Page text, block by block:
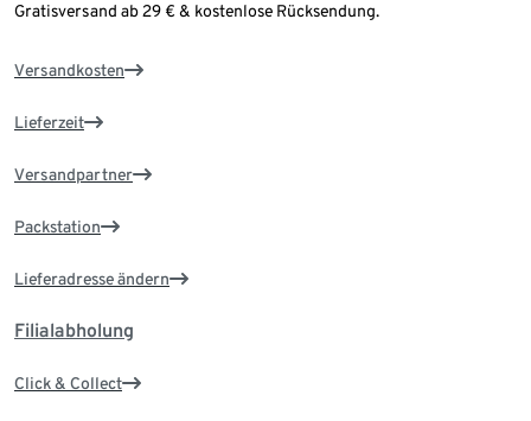
Gratisversand ab 29 € & kostenlose Rücksendung.
Versandkosten
Lieferzeit
Versandpartner
Packstation
Lieferadresse ändern
Filialabholung
Click & Collect